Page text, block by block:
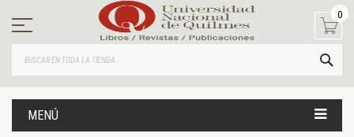
contenido
0
MENÚ